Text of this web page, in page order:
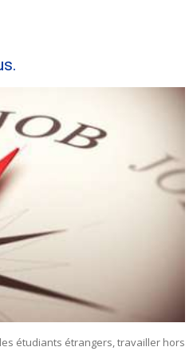
étudiants étrangers, travailler hors